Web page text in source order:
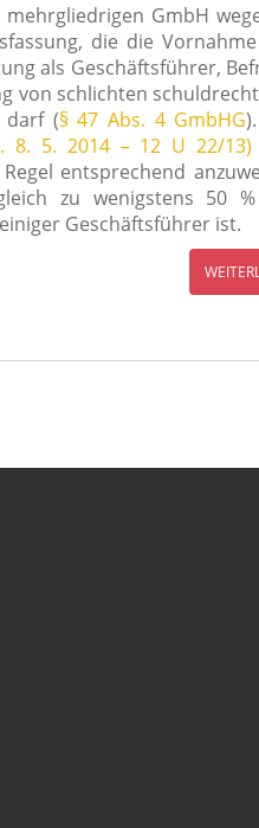
GmbH
die die
als Geschäftsführer,
von schlich­ten
darf (§ 47 Abs. 4 GmbHG
8. 5. 2014 – 12 U 22/13)
ent­spre­chend
zu wenigs­tens 50
Geschäftsführer ist.